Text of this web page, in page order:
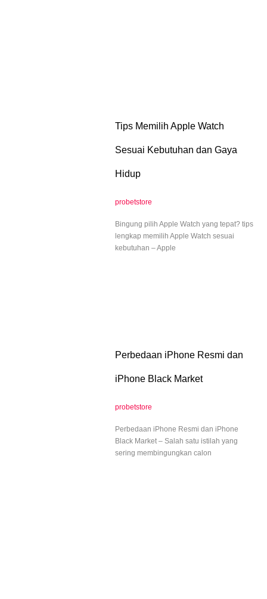
Tips Memilih Apple Watch
Sesuai Kebutuhan dan Gaya
Hidup
probetstore
Bingung pilih Apple Watch yang tepat? tips
lengkap memilih Apple Watch sesuai
kebutuhan – Apple
Perbedaan iPhone Resmi dan
iPhone Black Market
probetstore
Perbedaan iPhone Resmi dan iPhone
Black Market – Salah satu istilah yang
sering membingungkan calon